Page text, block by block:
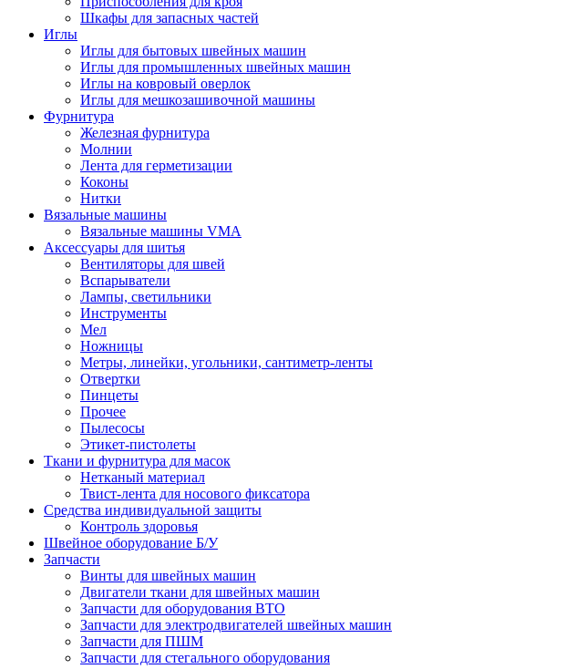
Шкафы для запасных частей
Иглы
Иглы для бытовых швейных машин
Иглы для промышленных швейных машин
Иглы на ковровый оверлок
Иглы для мешкозашивочной машины
Фурнитура
Железная фурнитура
Молнии
Лента для герметизации
Коконы
Нитки
Вязальные машины
Вязальные машины VMA
Аксессуары для шитья
Вентиляторы для швей
Вспарыватели
Лампы, светильники
Инструменты
Мел
Ножницы
Метры, линейки, угольники, сантиметр-ленты
Отвертки
Пинцеты
Прочее
Пылесосы
Этикет-пистолеты
Ткани и фурнитура для масок
Нетканый материал
Твист-лента для носового фиксатора
Средства индивидуальной защиты
Контроль здоровья
Швейное оборудование Б/У
Запчасти
Винты для швейных машин
Двигатели ткани для швейных машин
Запчасти для оборудования ВТО
Запчасти для электродвигателей швейных машин
Запчасти для ПШМ
Запчасти для стегального оборудования